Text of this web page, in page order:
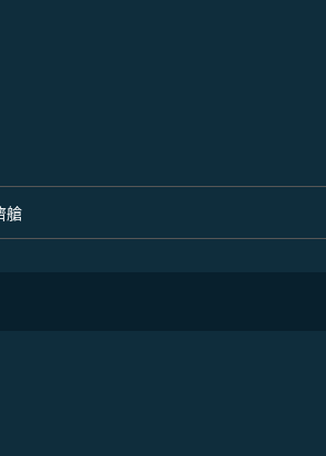
option 經濟艙 Selected
艙